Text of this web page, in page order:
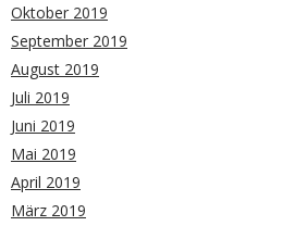
Oktober 2019
September 2019
August 2019
Juli 2019
Juni 2019
Mai 2019
April 2019
März 2019